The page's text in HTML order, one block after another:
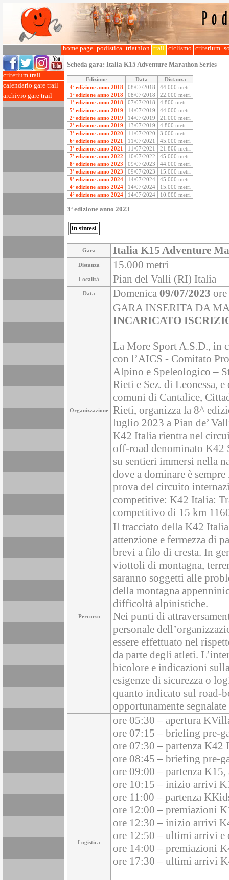
home page podistica triathlon trail ciclismo criterium
criterium trail
calendario gare trail
archivio gare trail
Scheda gara: Italia K15 Adventure Marathon Series
Edizione Data
Distanza
4ª edizione anno 2018
08/07/2018
44.000 metri
1ª edizione anno 2018
08/07/2018
22.000 metri
1ª edizione anno 2018
07/07/2018
4.800 metri
5ª edizione anno 2019
14/07/2019
44.000 metri
2ª edizione anno 2019
14/07/2019
21.000 metri
2ª edizione anno 2019
13/07/2019
4.800 metri
3ª edizione anno 2020
11/07/2020
3.000 metri
6ª edizione anno 2021
11/07/2021
45.000 metri
3ª edizione anno 2021
11/07/2021
21.800 metri
7ª edizione anno 2022
10/07/2022
45.000 metri
8ª edizione anno 2023
09/07/2023
44.000 metri
3ª edizione anno 2023
09/07/2023
15.000 metri
9ª edizione anno 2024
14/07/2024
45.000 metri
4ª edizione anno 2024
14/07/2024
15.000 metri
4ª edizione anno 2024
14/07/2024 10.000 metri
3ª edizione anno 2023
in sintesi
Gara Italia K15 Adventure
Distanza 15.000 metri
Località Pian del Valli (RI) Italia
Data Domenica 09/07/2023
Organizzazione
GARA INSERITA DA
INCARICATO
La More Sport A.S.D., in
con l’AICS - Comitato
Alpino e Speleologico –
Rieti e Sez. di Leonessa,
comuni di Cantalice,
Rieti, organizza la 8^
luglio 2023 a Pian de’
K42 Italia rientra nel
off-road denominato K42
su sentieri immersi nella
dove a dominare è
prova del circuito
competitive: K42 Italia:
competitivo di 15 km
Percorso
Il tracciato della K42
attenzione e fermezza di
brevi a filo di cresta. In
viottoli di montagna,
saranno soggetti alle
della montagna
difficoltà alpinistiche.
Nei punti di
personale
essere effettuato nel
da parte degli atleti.
bicolore e indicazioni
esigenze di sicurezza o
quanto indicato sul road-
opportunamente
Logistica
ore 05:30 – apertura
ore 07:15 – briefing pre-
ore 07:30 – partenza K42
ore 08:45 – briefing pre-
ore 09:00 – partenza K15,
ore 10:15 – inizio arrivi
ore 11:00 – partenza
ore 12:00 – premiazioni
ore 12:30 – inizio arrivi
ore 12:50 – ultimi arrivi
ore 14:00 – premiazioni
ore 17:30 – ultimi arrivi